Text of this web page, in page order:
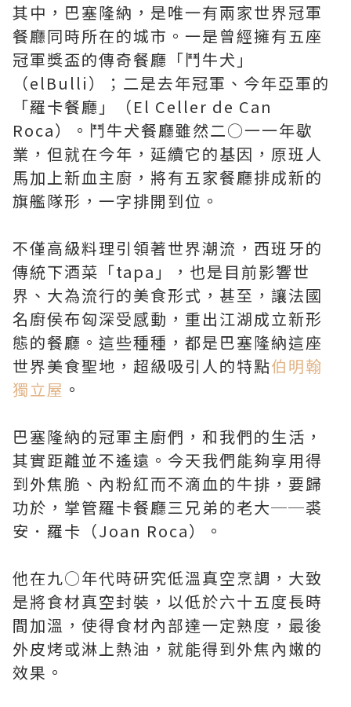
其中，巴塞隆納，是唯一有兩家世界冠軍
餐廳同時所在的城市。一是曾經擁有五座
冠軍獎盃的傳奇餐廳「鬥牛犬」
（elBulli）；二是去年冠軍、今年亞軍的
「羅卡餐廳」（El Celler de Can
Roca）。鬥牛犬餐廳雖然二○一一年歇
業，但就在今年，延續它的基因，原班人
馬加上新血主廚，將有五家餐廳排成新的
旗艦隊形，一字排開到位。
不僅高級料理引領著世界潮流，西班牙的
傳統下酒菜「tapa」，也是目前影響世
界、大為流行的美食形式，甚至，讓法國
名廚侯布匈深受感動，重出江湖成立新形
態的餐廳。這些種種，都是巴塞隆納這座
世界美食聖地，超級吸引人的特點伯明翰
獨立屋 。
巴塞隆納的冠軍主廚們，和我們的生活，
其實距離並不遙遠。今天我們能夠享用得
到外焦脆、內粉紅而不滴血的牛排，要歸
功於，掌管羅卡餐廳三兄弟的老大──裘
安．羅卡（Joan Roca）。
他在九○年代時研究低溫真空烹調，大致
是將食材真空封裝，以低於六十五度長時
間加溫，使得食材內部達一定熟度，最後
外皮烤或淋上熱油，就能得到外焦內嫩的
效果。